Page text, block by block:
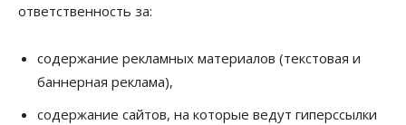
ответственность за:
содержание рекламных материалов (текстовая и
баннерная реклама),
содержание сайтов, на которые ведут гиперссылки